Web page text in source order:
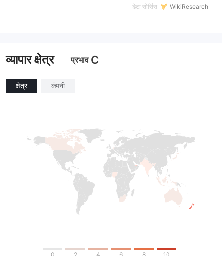
डेटा सोर्सिस WikiResearch
व्यापार क्षेत्र प्रभाव C
क्षेत्र कंपनी
0 2 4 6 8 10